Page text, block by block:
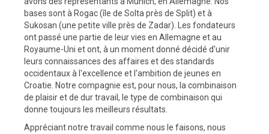
bases sont à Rogac (île de Solta près de Split) et à
Sukosan (une petite ville près de Zadar). Les fondateurs
ont passé une partie de leur vies en Allemagne et au
Royaume-Uni et ont, à un moment donné décidé d'unir
leurs connaissances des affaires et des standards
occidentaux à l'excellence et l'ambition de jeunes en
Croatie. Notre compagnie est, pour nous, la combinaison
de plaisir et de dur travail, le type de combinaison qui
donne toujours les meilleurs résultats.
Appréciant notre travail comme nous le faisons, nous